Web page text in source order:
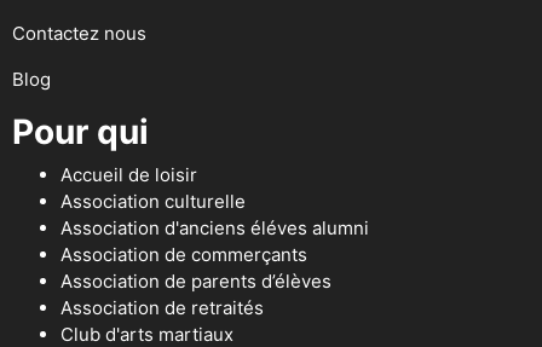
Contactez nous
Blog
Pour qui
Accueil de loisir
Association culturelle
Association d'anciens éléves alumni
Association de commerçants
Association de parents d’élèves
Association de retraités
Club d'arts martiaux